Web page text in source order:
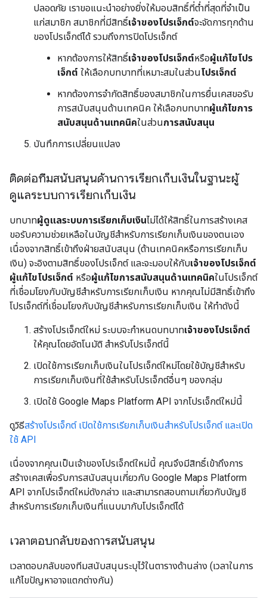
ปลอดภัย เราขอแนะนำอย่างยิ่งให้มอบสิทธิ์ที่ต่ำที่สุดที่จำเป็น
แก่สมาชิก สมาชิกที่มีสิทธิ์เจ้าของโปรเจ็กต์จะจัดการทุกด้าน
ของโปรเจ็กต์ได้ รวมถึงการปิดโปรเจ็กต์
หากต้องการให้สิทธิ์เจ้าของโปรเจ็กต์หรือผู้แก้ไขโปร
เจ็กต์ ให้เลือกบทบาทที่เหมาะสมในส่วนโปรเจ็กต์
หากต้องการจำกัดสิทธิ์ของสมาชิกในการยื่นเคสขอรับ
การสนับสนุนด้านเทคนิค ให้เลือกบทบาทผู้แก้ไขการ
สนับสนุนด้านเทคนิคในส่วนการสนับสนุน
บันทึกการเปลี่ยนแปลง
ติดต่อทีมสนับสนุนด้านการเรียกเก็บเงินในฐานะผู้
ดูแลระบบการเรียกเก็บเงิน
บทบาทผู้ดูแลระบบการเรียกเก็บเงินไม่ได้ให้สิทธิ์ในการสร้างเคส
ขอรับความช่วยเหลือในบัญชีสำหรับการเรียกเก็บเงินของตนเอง
เนื่องจากสิทธิ์เข้าถึงฝ่ายสนับสนุน (ด้านเทคนิคหรือการเรียกเก็บ
เงิน) จะอิงตามสิทธิ์ของโปรเจ็กต์ และจะมอบให้กับเจ้าของโปรเจ็กต์
ผู้แก้ไขโปรเจ็กต์ หรือผู้แก้ไขการสนับสนุนด้านเทคนิคในโปรเจ็กต์
ที่เชื่อมโยงกับบัญชีสำหรับการเรียกเก็บเงิน หากคุณไม่มีสิทธิ์เข้าถึง
โปรเจ็กต์ที่เชื่อมโยงกับบัญชีสำหรับการเรียกเก็บเงิน ให้ทำดังนี้
สร้างโปรเจ็กต์ใหม่ ระบบจะกำหนดบทบาทเจ้าของโปรเจ็กต์
ให้คุณโดยอัตโนมัติ สำหรับโปรเจ็กต์นี้
เปิดใช้การเรียกเก็บเงินในโปรเจ็กต์ใหม่โดยใช้บัญชีสำหรับ
การเรียกเก็บเงินที่ใช้สำหรับโปรเจ็กต์อื่นๆ ของกลุ่ม
เปิดใช้ Google Maps Platform API จากโปรเจ็กต์ใหม่นี้
ดูวิธีสร้างโปรเจ็กต์ เปิดใช้การเรียกเก็บเงินสำหรับโปรเจ็กต์ และเปิด
ใช้ API
เนื่องจากคุณเป็นเจ้าของโปรเจ็กต์ใหม่นี้ คุณจึงมีสิทธิ์เข้าถึงการ
สร้างเคสเพื่อรับการสนับสนุนเกี่ยวกับ Google Maps Platform
API จากโปรเจ็กต์ใหม่ดังกล่าว และสามารถสอบถามเกี่ยวกับบัญชี
สำหรับการเรียกเก็บเงินที่แนบมากับโปรเจ็กต์ได้
เวลาตอบกลับของการสนับสนุน
เวลาตอบกลับของทีมสนับสนุนระบุไว้ในตารางด้านล่าง (เวลาในการ
แก้ไขปัญหาอาจแตกต่างกัน)